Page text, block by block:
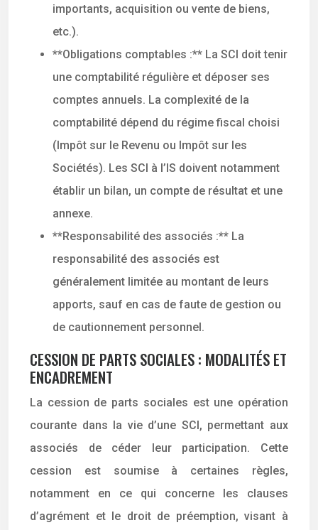
importants, acquisition ou vente de biens,
etc.).
**Obligations comptables :** La SCI doit tenir
une comptabilité régulière et déposer ses
comptes annuels. La complexité de la
comptabilité dépend du régime fiscal choisi
(Impôt sur le Revenu ou Impôt sur les
Sociétés). Les SCI à l’IS doivent notamment
établir un bilan, un compte de résultat et une
annexe.
**Responsabilité des associés :** La
responsabilité des associés est
généralement limitée au montant de leurs
apports, sauf en cas de faute de gestion ou
de cautionnement personnel.
CESSION DE PARTS SOCIALES : MODALITÉS ET
ENCADREMENT
La cession de parts sociales est une opération
courante dans la vie d’une SCI, permettant aux
associés de céder leur participation. Cette
cession est soumise à certaines règles,
notamment en ce qui concerne les clauses
d’agrément et le droit de préemption, visant à